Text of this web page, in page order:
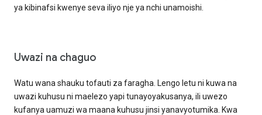
ya kibinafsi kwenye seva iliyo nje ya nchi unamoishi.
Uwazi na chaguo
Watu wana shauku tofauti za faragha. Lengo letu ni kuwa na
uwazi kuhusu ni maelezo yapi tunayoyakusanya, ili uwezo
kufanya uamuzi wa maana kuhusu jinsi yanavyotumika. Kwa